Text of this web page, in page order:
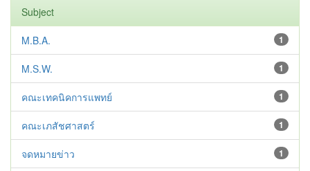
Subject
1
M.B.A.
1
M.S.W.
1
คณะเทคนิคการแพทย์
1
คณะเภสัชศาสตร์
1
จดหมายข่าว